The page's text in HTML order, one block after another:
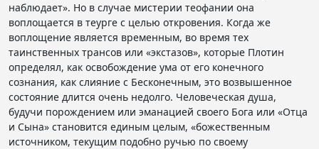
наблюдает». Но в случае мистерии теофании она
воплощается в теурге с целью откровения. Когда же
воплощение является временным, во время тех
таинственных трансов или «экстазов», которые Плотин
определял, как освобождение ума от его конечного
сознания, как слияние с Бесконечным, это возвышенное
состояние длится очень недолго. Человеческая душа,
будучи порождением или эманацией своего Бога или «Отца
и Сына» становится единым целым, «божественным
источником, текущим подобно ручью по своему